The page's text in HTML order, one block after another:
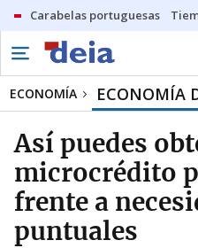
Carabelas portuguesas
ECONOMÍA ECONOMÍA
Así puedes
microcrédito
frente a
puntuales